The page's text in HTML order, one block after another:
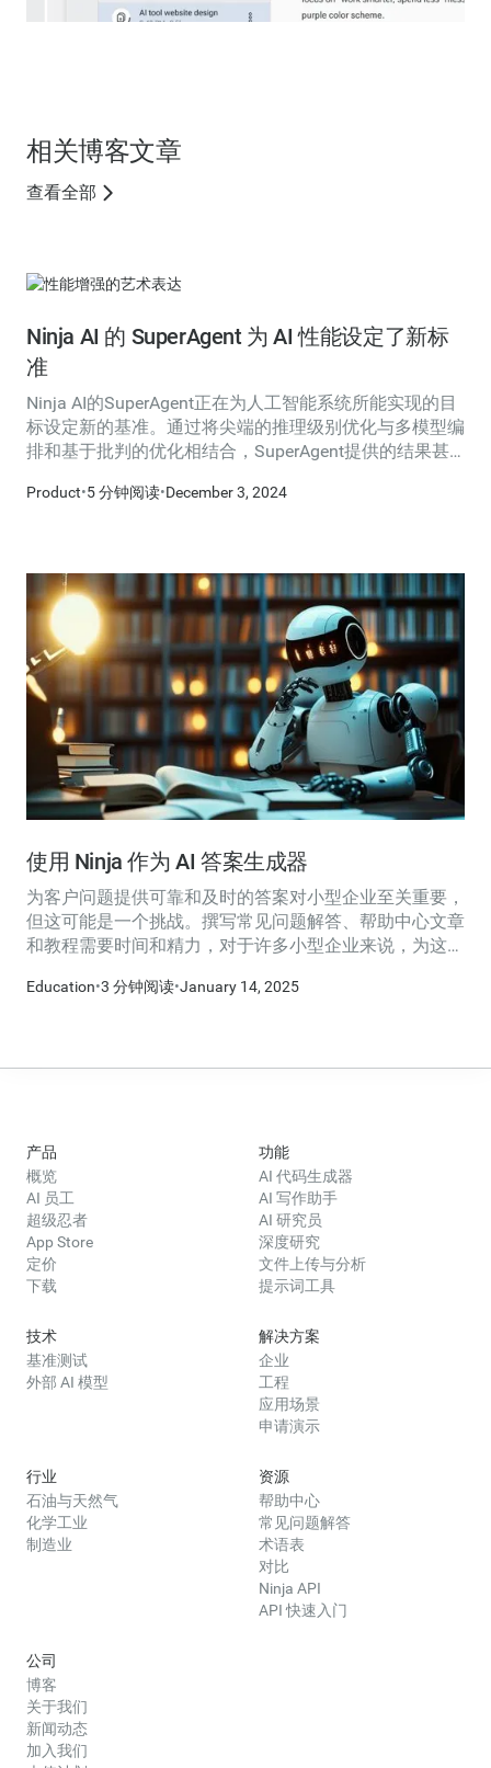
相关博客文章
查看全部
Ninja AI 的 SuperAgent 为 AI 性能设定了新标
准
Ninja AI的SuperAgent正在为人工智能系统所能实现的目
标设定新的基准。通过将尖端的推理级别优化与多模型编
排和基于批判的优化相结合，SuperAgent提供的结果甚
最受欢迎的基础模型。
Product•5 分钟阅读•December 3, 2024
使用 Ninja 作为 AI 答案生成器
为客户问题提供可靠和及时的答案对小型企业至关重要，
但这可能是一个挑战。撰写常见问题解答、帮助中心文章
和教程需要时间和精力，对于许多小型企业来说，为这项
作为 AI 答案生成器可以提供有效的解决方案的地方。
Education•3 分钟阅读•January 14, 2025
产品
概览
AI 员工
超级忍者
App Store
定价
下载
功能
AI 代码生成器
AI 写作助手
AI 研究员
深度研究
文件上传与分析
提示词工具
技术
基准测试
外部 AI 模型
解决方案
企业
工程
应用场景
申请演示
行业
石油与天然气
化学工业
制造业
资源
帮助中心
常见问题解答
术语表
对比
Ninja API
API 快速入门
公司
博客
关于我们
新闻动态
加入我们